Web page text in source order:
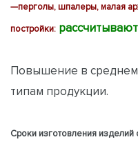
—перголы, шпалеры, малая
постройки:
Повышение в среднем
типам продукции.
Сроки изготовления изделий